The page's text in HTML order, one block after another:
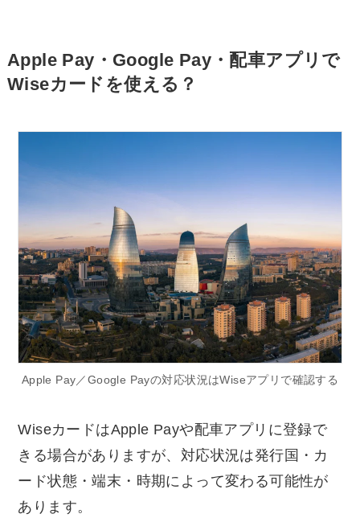
Apple Pay・Google Pay・配車アプリで
Wiseカードを使える？
Apple Pay／Google Payの対応状況はWiseアプリで確認する
WiseカードはApple Payや配車アプリに登録で
きる場合がありますが、対応状況は発行国・カ
ード状態・端末・時期によって変わる可能性が
あります。